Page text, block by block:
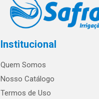
Institucional
Quem Somos
Nosso Catálogo
Termos de Uso